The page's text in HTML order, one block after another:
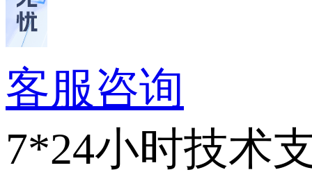
客服咨询
7*24小时技术